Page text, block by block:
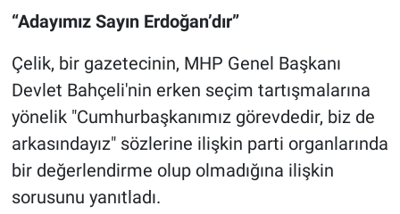
“Adayımız Sayın Erdoğan’dır”
Çelik, bir gazetecinin, MHP Genel Başkanı
Devlet Bahçeli'nin erken seçim tartışmalarına
yönelik "Cumhurbaşkanımız görevdedir, biz de
arkasındayız" sözlerine ilişkin parti organlarında
bir değerlendirme olup olmadığına ilişkin
sorusunu yanıtladı.